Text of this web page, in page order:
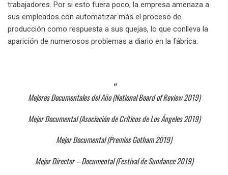
trabajadores. Por si esto fuera poco, la empresa amenaza a
sus empleados con automatizar más el proceso de
producción como respuesta a sus quejas, lo que conlleva la
aparición de numerosos problemas a diario en la fábrica.
Mejores Documentales del Año (National Board of Review 2019)
Mejor Documental (Asociación de Críticos de Los Ángeles 2019)
Mejor Documental (Premios Gotham 2019)
Mejor Director – Documental (Festival de Sundance 2019)